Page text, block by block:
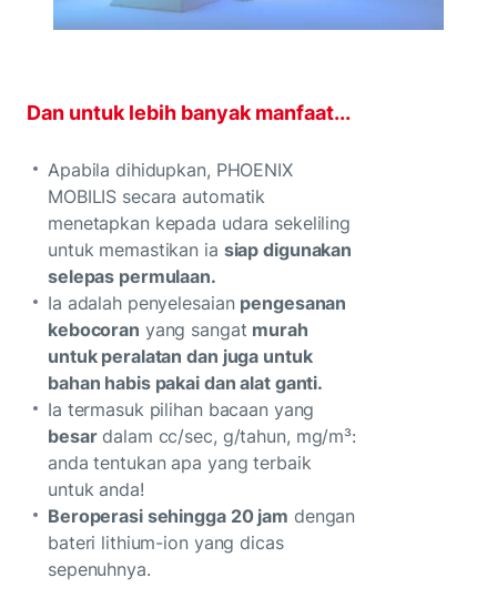
Dan untuk lebih banyak manfaat...
Apabila dihidupkan, PHOENIX
MOBILIS secara automatik
menetapkan kepada udara sekeliling
untuk memastikan ia siap digunakan
selepas permulaan.
Ia adalah penyelesaian pengesanan
kebocoran yang sangat murah
untuk peralatan dan juga untuk
bahan habis pakai dan alat ganti.
Ia termasuk pilihan bacaan yang
besardalam cc/sec, g/tahun, mg/m³:
anda tentukan apa yang terbaik
untuk anda!
Beroperasi sehingga 20 jam dengan
bateri lithium-ion yang dicas
sepenuhnya.